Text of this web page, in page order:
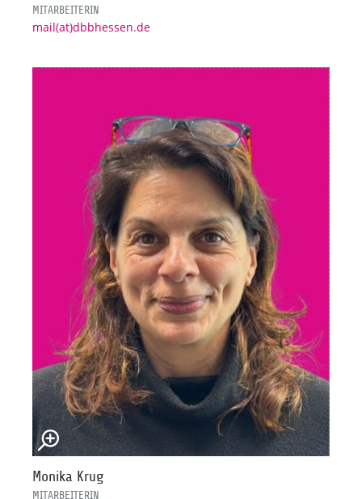
MITARBEITERIN
mail(at)dbbhessen.de
Monika Krug
MITARBEITERIN